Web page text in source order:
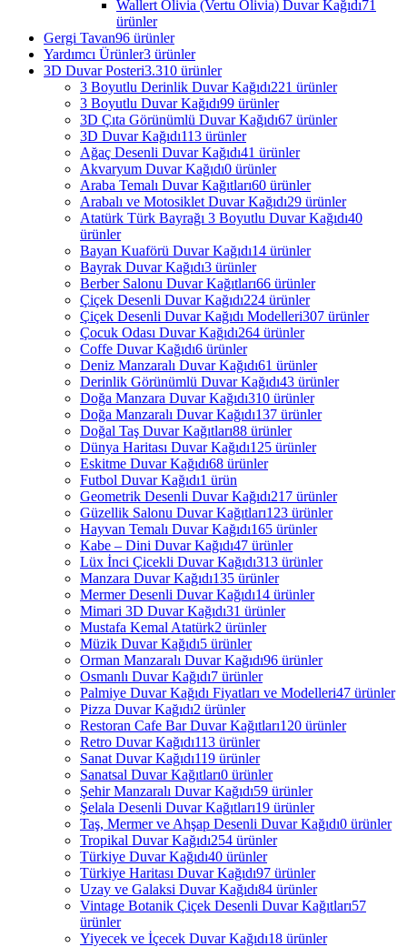
Wallert Olivia (Vertu Olivia) Duvar Kağıdı71
ürünler
Gergi Tavan96 ürünler
Yardımcı Ürünler3 ürünler
3D Duvar Posteri3.310 ürünler
3 Boyutlu Derinlik Duvar Kağıdı221 ürünler
3 Boyutlu Duvar Kağıdı99 ürünler
3D Çıta Görünümlü Duvar Kağıdı67 ürünler
3D Duvar Kağıdı113 ürünler
Ağaç Desenli Duvar Kağıdı41 ürünler
Akvaryum Duvar Kağıdı0 ürünler
Araba Temalı Duvar Kağıtları60 ürünler
Arabalı ve Motosiklet Duvar Kağıdı29 ürünler
Atatürk Türk Bayrağı 3 Boyutlu Duvar Kağıdı40
ürünler
Bayan Kuaförü Duvar Kağıdı14 ürünler
Bayrak Duvar Kağıdı3 ürünler
Berber Salonu Duvar Kağıtları66 ürünler
Çiçek Desenli Duvar Kağıdı224 ürünler
Çiçek Desenli Duvar Kağıdı Modelleri307 ürünler
Çocuk Odası Duvar Kağıdı264 ürünler
Coffe Duvar Kağıdı6 ürünler
Deniz Manzaralı Duvar Kağıdı61 ürünler
Derinlik Görünümlü Duvar Kağıdı43 ürünler
Doğa Manzara Duvar Kağıdı310 ürünler
Doğa Manzaralı Duvar Kağıdı137 ürünler
Doğal Taş Duvar Kağıtları88 ürünler
Dünya Haritası Duvar Kağıdı125 ürünler
Eskitme Duvar Kağıdı68 ürünler
Futbol Duvar Kağıdı1 ürün
Geometrik Desenli Duvar Kağıdı217 ürünler
Güzellik Salonu Duvar Kağıtları123 ürünler
Hayvan Temalı Duvar Kağıdı165 ürünler
Kabe – Dini Duvar Kağıdı47 ürünler
Lüx İnci Çicekli Duvar Kağıdı313 ürünler
Manzara Duvar Kağıdı135 ürünler
Mermer Desenli Duvar Kağıdı14 ürünler
Mimari 3D Duvar Kağıdı31 ürünler
Mustafa Kemal Atatürk2 ürünler
Müzik Duvar Kağıdı5 ürünler
Orman Manzaralı Duvar Kağıdı96 ürünler
Osmanlı Duvar Kağıdı7 ürünler
Palmiye Duvar Kağıdı Fiyatları ve Modelleri47 ürünler
Pizza Duvar Kağıdı2 ürünler
Restoran Cafe Bar Duvar Kağıtları120 ürünler
Retro Duvar Kağıdı113 ürünler
Sanat Duvar Kağıdı119 ürünler
Sanatsal Duvar Kağıtları0 ürünler
Şehir Manzaralı Duvar Kağıdı59 ürünler
Şelala Desenli Duvar Kağıtları19 ürünler
Taş, Mermer ve Ahşap Desenli Duvar Kağıdı0 ürünler
Tropikal Duvar Kağıdı254 ürünler
Türkiye Duvar Kağıdı40 ürünler
Türkiye Haritası Duvar Kağıdı97 ürünler
Uzay ve Galaksi Duvar Kağıdı84 ürünler
Vintage Botanik Çiçek Desenli Duvar Kağıtları57
ürünler
Yiyecek ve İçecek Duvar Kağıdı18 ürünler